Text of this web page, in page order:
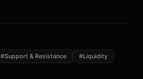
#Support & Resistance #Liquidity